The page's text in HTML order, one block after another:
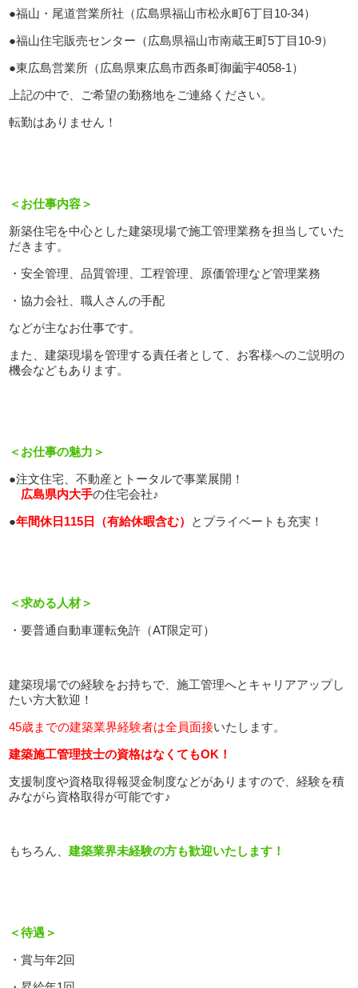
●福山・尾道営業所社（広島県福山市松永町6丁目10-34）
●福山住宅販売センター（広島県福山市南蔵王町5丁目10-9）
●東広島営業所（広島県東広島市西条町御薗宇4058-1）
上記の中で、ご希望の勤務地をご連絡ください。
転勤はありません！
＜お仕事内容＞
新築住宅を中心とした建築現場で施工管理業務を担当していた
だきます。
・安全管理、品質管理、工程管理、原価管理など管理業務
・協力会社、職人さんの手配
などが主なお仕事です。
また、建築現場を管理する責任者として、お客様へのご説明の
機会などもあります。
＜お仕事の魅力＞
●注文住宅、不動産とトータルで事業展開！
広島県内大手の住宅会社♪
●年間休日115日（有給休暇含む） とプライベートも充実！
＜求める人材＞
・要普通自動車運転免許（AT限定可）
建築現場での経験をお持ちで、施工管理へとキャリアアップし
たい方大歓迎！
45歳までの建築業界経験者は全員面接いたします。
建築施工管理技士の資格はなくてもOK！
支援制度や資格取得報奨金制度などがありますので、経験を積
みながら資格取得が可能です♪
もちろん、建築業界未経験の方も歓迎いたします！
＜待遇＞
・賞与年2回